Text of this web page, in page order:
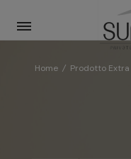
Home / Prodotto Extra